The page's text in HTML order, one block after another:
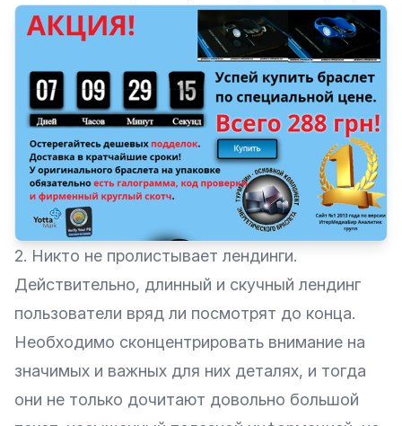
2. Никто не пролистывает лендинги.
Действительно, длинный и скучный лендинг
пользователи вряд ли посмотрят до конца.
Необходимо сконцентрировать внимание на
значимых и важных для них деталях, и тогда
они не только дочитают довольно большой